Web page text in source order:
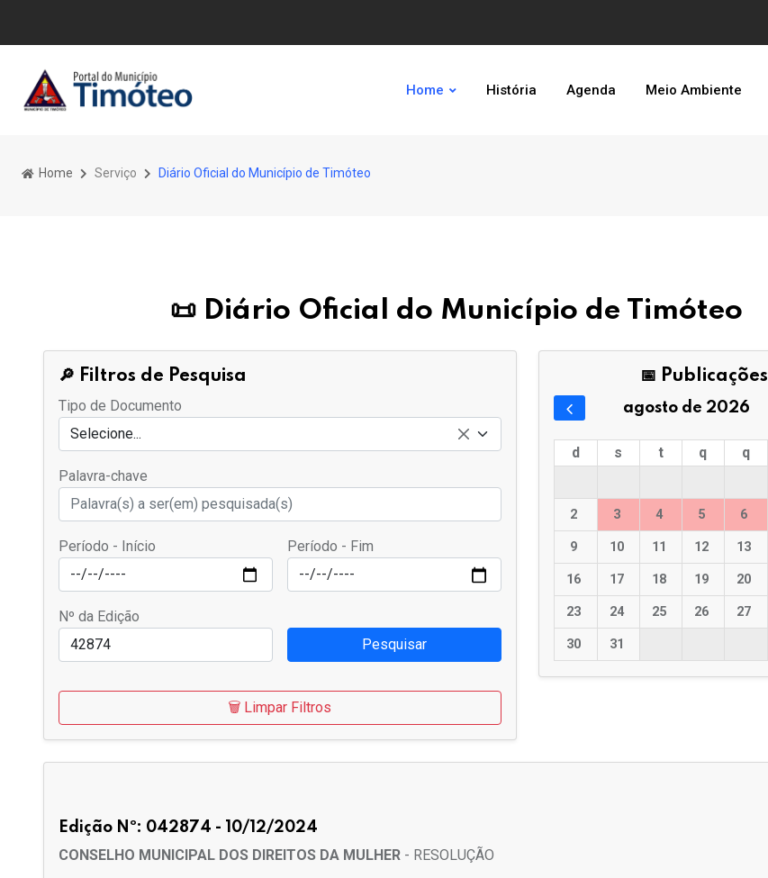
Home História Agenda Meio Ambiente
Home Serviço Diário Oficial do Município de Timóteo
📜 Diário Oficial do Município de Timóteo
🔎 Filtros de Pesquisa
Tipo de Documento
Selecione...
Palavra-chave
Período - Início Período - Fim
Nº da Edição
Pesquisar
🗑️ Limpar Filtros
📅 Publicações
agosto de 2026
d s t q q
2 3 4 5 6
9 10 11 12 13
16 17 18 19 20
23 24 25 26 27
30 31
Edição Nº: 042874 - 10/12/2024
CONSELHO MUNICIPAL DOS DIREITOS DA MULHER - RESOLUÇÃO